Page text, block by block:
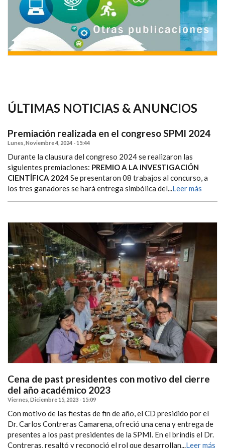
ÚLTIMAS NOTICIAS & ANUNCIOS
Premiación realizada en el congreso SPMI 2024
Lunes, Noviembre 4, 2024 - 15:44
Durante la clausura del congreso 2024 se realizaron las
siguientes premiaciones: PREMIO A LA INVESTIGACIÓN
CIENTÍFICA 2024 Se presentaron 08 trabajos al concurso, a
los tres ganadores se hará entrega simbólica del...Leer más
Cena de past presidentes con motivo del cierre
del año académico 2023
Viernes, Diciembre 15, 2023 - 15:09
Con motivo de las fiestas de fin de año, el CD presidido por el
Dr. Carlos Contreras Camarena, ofreció una cena y entrega de
presentes a los past presidentes de la SPMI. En el brindis el Dr.
Contreras, resaltó y reconoció el rol que desarrollan... Leer más